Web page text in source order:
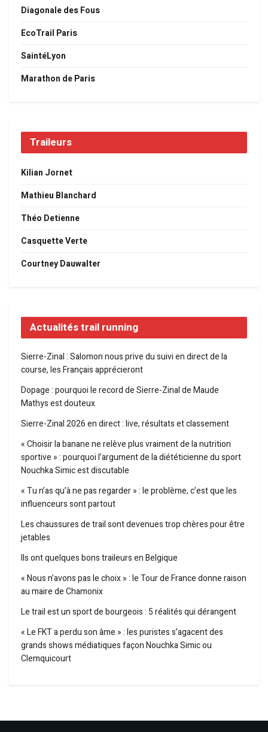
Diagonale des Fous
EcoTrail Paris
SaintéLyon
Marathon de Paris
Traileurs
Kilian Jornet
Mathieu Blanchard
Théo Detienne
Casquette Verte
Courtney Dauwalter
Actualités trail running
Sierre-Zinal : Salomon nous prive du suivi en direct de la
course, les Français apprécieront
Dopage : pourquoi le record de Sierre-Zinal de Maude
Mathys est douteux
Sierre-Zinal 2026 en direct : live, résultats et classement
« Choisir la banane ne relève plus vraiment de la nutrition
sportive » : pourquoi l’argument de la diététicienne du sport
Nouchka Simic est discutable
« Tu n’as qu’à ne pas regarder » : le problème, c’est que les
influenceurs sont partout
Les chaussures de trail sont devenues trop chères pour être
jetables
Ils ont quelques bons traileurs en Belgique
« Nous n’avons pas le choix » : le Tour de France donne raison
au maire de Chamonix
Le trail est un sport de bourgeois : 5 réalités qui dérangent
« Le FKT a perdu son âme » : les puristes s’agacent des
grands shows médiatiques façon Nouchka Simic ou
Clemquicourt